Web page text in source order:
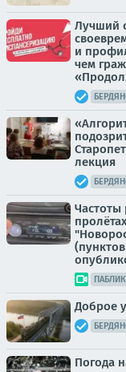
Лучший
и
чем
лекция
Доброе
Погода